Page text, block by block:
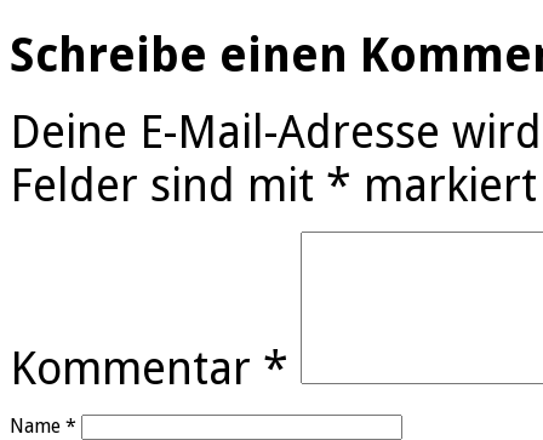
Schreibe einen
Deine E-Mail-Adresse
Felder sind mit * markiert
Kommentar *
Name *